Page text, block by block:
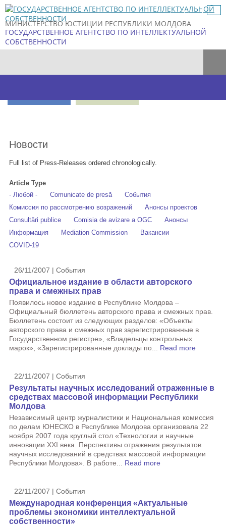
Skip to
content
МИНИСТЕРСТВО ЮСТИЦИИ РЕСПУБЛИКИ МОЛДОВА
ГОСУДАРСТВЕННОЕ АГЕНТСТВО ПО ИНТЕЛЛЕКТУАЛЬНОЙ
СОБСТВЕННОСТИ
Новости
Full list of Press-Releases ordered chronologically.
Article Type
- Любой -
Comunicate de presă
События
Комиссия по рассмотрению возражений
Анонсы проектов
Consultări publice
Comisia de avizare a OGC
Анонсы
Информация
Mediation Commission
Вакансии
COVID-19
26/11/2007 | События
Официальное издание в области авторского
права и смежных прав
Появилось новое издание в Республике Молдова –
Официальный бюллетень авторского права и смежных прав.
Бюллетень состоит из следующих разделов: «Объекты
авторского права и смежных прав зарегистрированные в
Государственном регистре», «Владельцы контрольных
марок», «Зарегистрированные доклады по... Read more
22/11/2007 | События
Результаты научных исследований отраженные в
средствах массовой информации Республики
Молдова
Независимый центр журналистики и Национальная комиссия
по делам ЮНЕСКО в Республике Молдова организовала 22
ноября 2007 года круглый стол «Технологии и научные
инновации XXI века. Перспективы отражения результатов
научных исследований в средствах массовой информации
Республики Молдова». В работе... Read more
22/11/2007 | События
Международная конференция «Актуальные
проблемы экономики интеллектуальной
собственности»